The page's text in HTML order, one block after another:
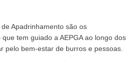
Apadrinhamento são os
tem guiado a AEPGA ao longo dos
pelo bem-estar de burros e pessoas.